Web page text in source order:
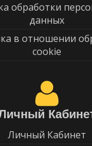
обработки
данных
в отношении
cookie
Личный Кабинет